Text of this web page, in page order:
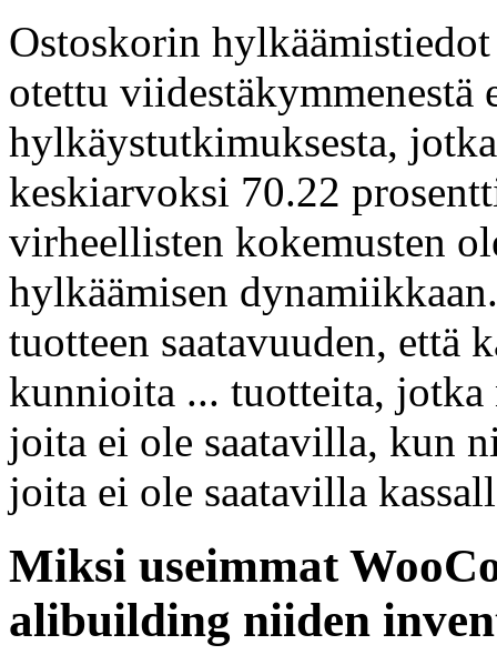
Ostoskorin
otettu viidestäkymmenestä
hylkäystutkimuksesta,
keskiarvoksi 70.22
virheellisten kokemusten
hylkäämisen
tuotteen saatavuuden, että
kunnioita ... tuotteita,
joita ei ole saatavilla, kun
joita ei ole saatavilla
Miksi useimmat
alibuilding niiden